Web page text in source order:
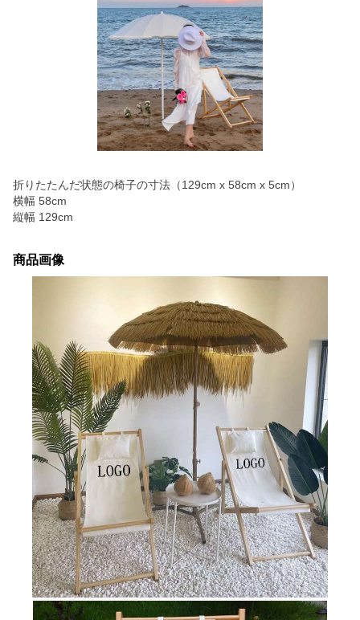
折りたたんだ状態の椅子の寸法（129cm x 58cm x 5cm）
横幅 58cm
縦幅 129cm
商品画像